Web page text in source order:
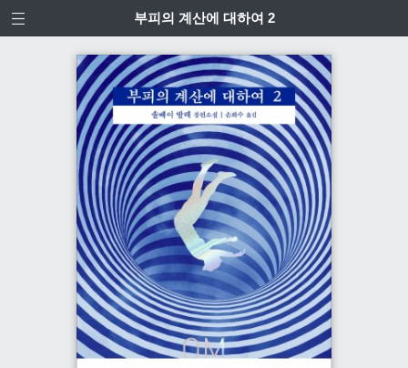
부피의 계산에 대하여 2